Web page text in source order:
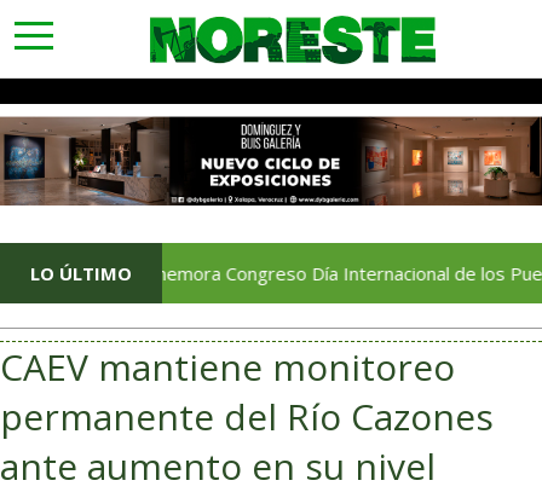
toggle
navigation
LO ÚLTIMO
Conmemora Congreso Día Internacional de los Pueblos
CAEV mantiene monitoreo
permanente del Río Cazones
ante aumento en su nivel